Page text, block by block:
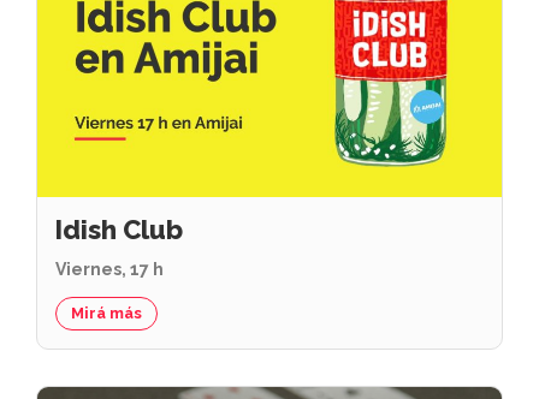
Idish Club
Viernes, 17 h
Mirá más